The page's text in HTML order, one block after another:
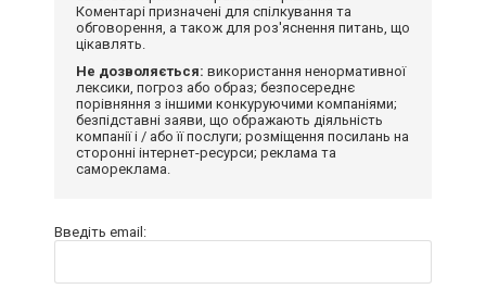
Коментарі призначені для спілкування та
обговорення, а також для роз'яснення питань, що
цікавлять.
Не дозволяється: використання ненормативної
лексики, погроз або образ; безпосереднє
порівняння з іншими конкуруючими компаніями;
безпідставні заяви, що ображають діяльність
компанії і / або її послуги; розміщення посилань на
сторонні інтернет-ресурси; реклама та
самореклама.
Введіть email: